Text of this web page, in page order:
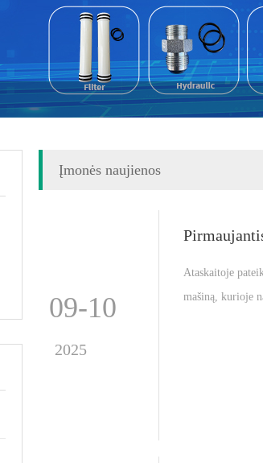
Įmonės naujienos
09-10
2025
Ataskaitoje
mašiną, kurioje